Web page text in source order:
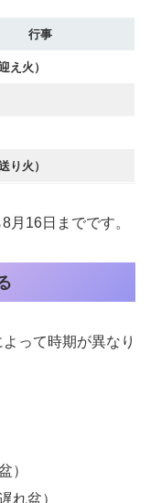
行事
え火）
り火）
月16日までです。
って時期が異なり
）
れ盆）